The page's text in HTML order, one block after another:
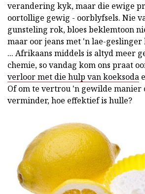
verandering kyk, maar die ewige
oortollige gewig - oorblyfsels. Nie
gunsteling rok, bloes beklemtoon
maar oor jeans met 'n lae-
... Afrikaans middels is altyd meer
chemie, so vandag kom ons praat
verloor met die hulp van koeksoda
Of om te vertrou 'n gewilde manier
verminder, hoe effektief is hulle?